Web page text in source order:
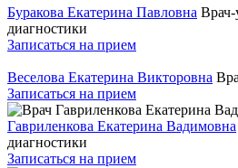
Буракова Екатерина Павловна Врач-
диагностики
Записаться на прием
Веселова Екатерина Викторовна
Записаться на прием
Гавриленкова Екатерина Вадимовна
диагностики
Записаться на прием